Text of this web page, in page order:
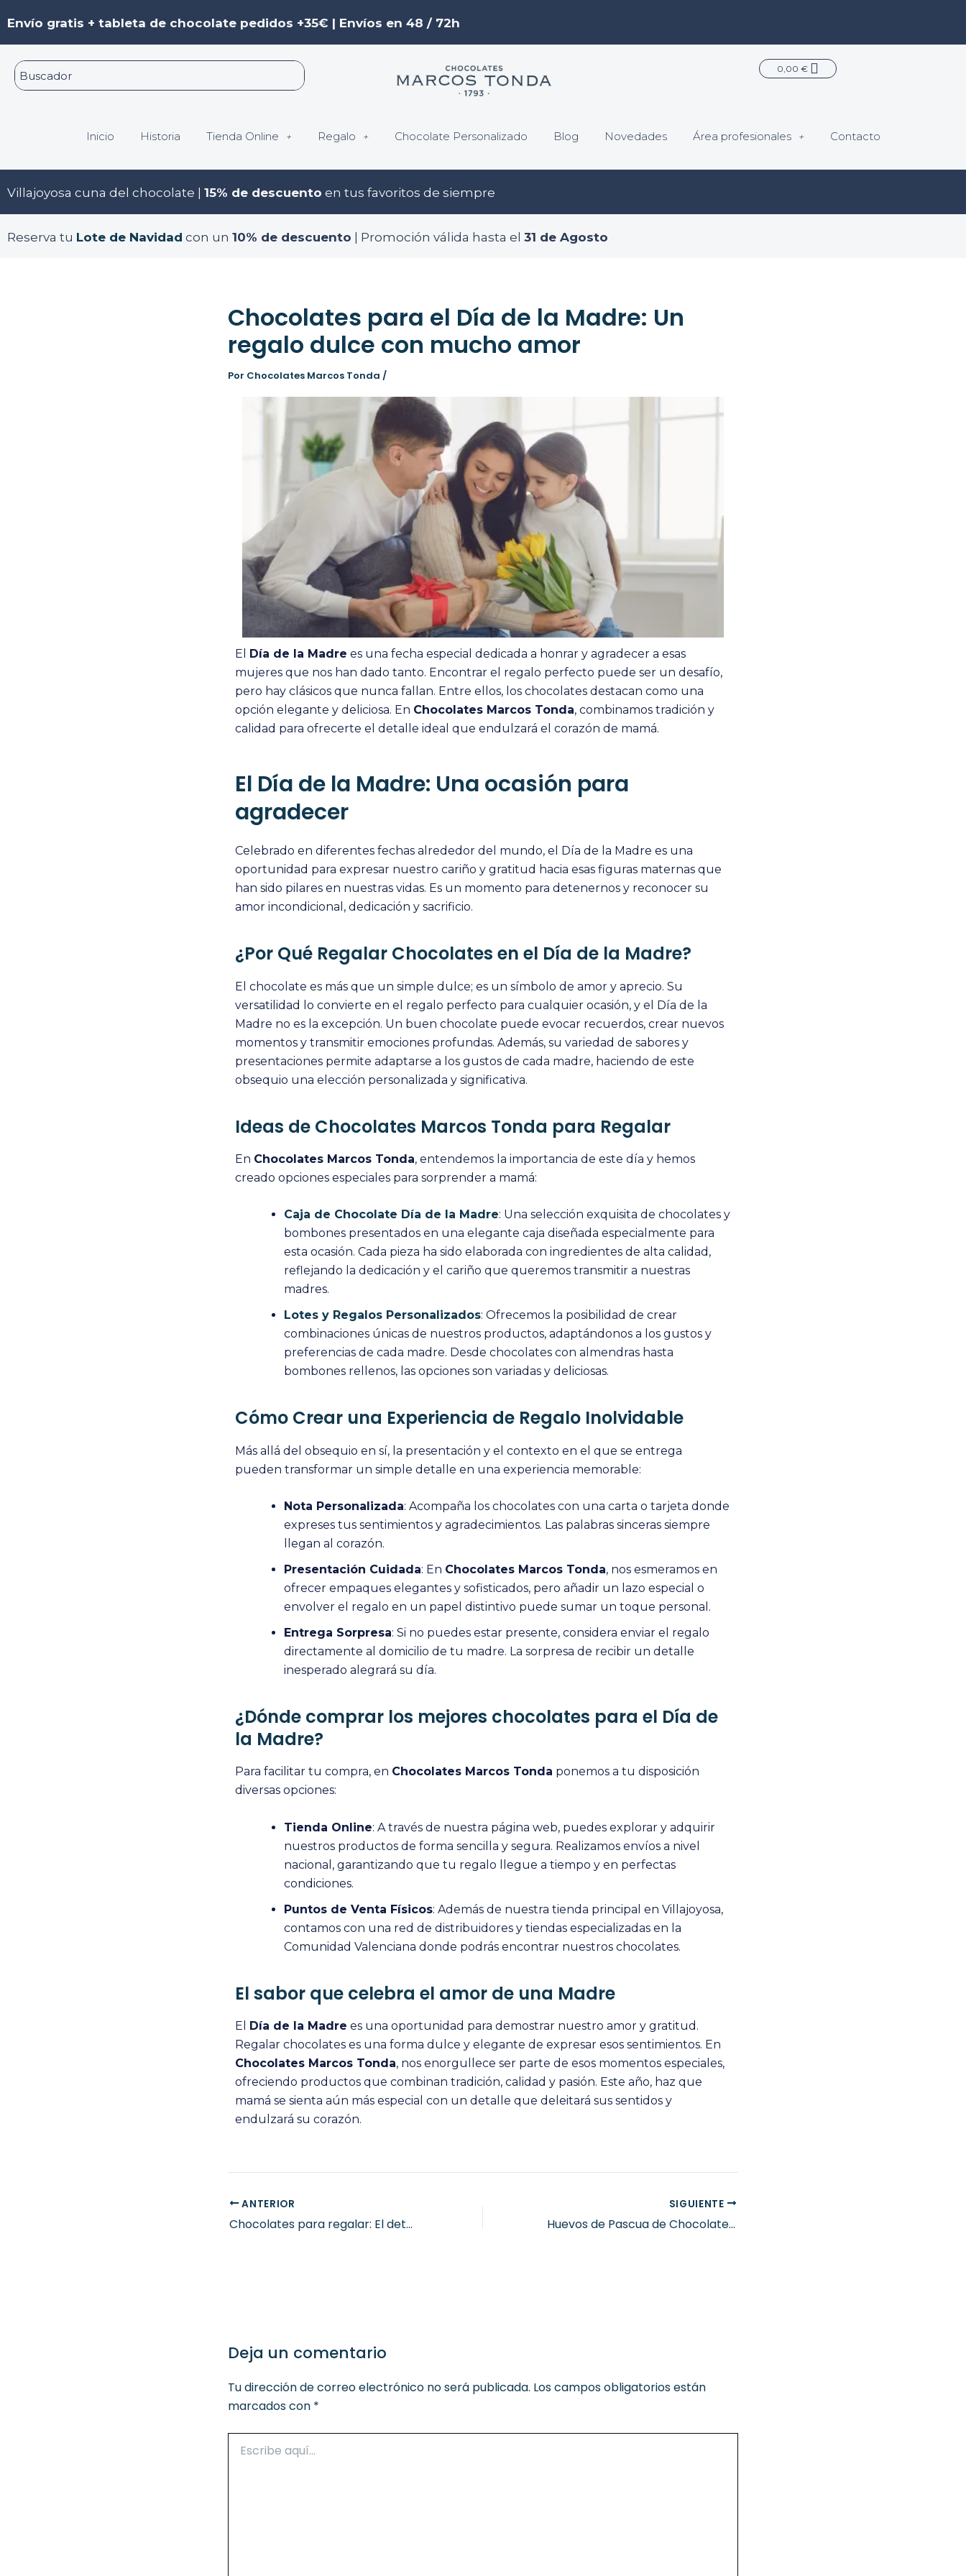
al
contenido
Envío gratis + tableta de chocolate pedidos +35€ | Envíos en 48 / 72h
0,00 € Carrito
Inicio Historia Tienda Online Regalo Chocolate Personalizado Blog Novedades Área profesionales Contacto
Villajoyosa cuna del chocolate | 15% de descuento en tus favoritos de siempre
Reserva tu Lote de Navidad con un 10% de descuento | Promoción válida hasta el 31 de Agosto
Chocolates para el Día de la Madre: Un
regalo dulce con mucho amor
Por Chocolates Marcos Tonda /
El Día de la Madre es una fecha especial dedicada a honrar y agradecer a esas
mujeres que nos han dado tanto. Encontrar el regalo perfecto puede ser un desafío,
pero hay clásicos que nunca fallan. Entre ellos, los chocolates destacan como una
opción elegante y deliciosa. En Chocolates Marcos Tonda, combinamos tradición y
calidad para ofrecerte el detalle ideal que endulzará el corazón de mamá.
El Día de la Madre: Una ocasión para
agradecer
Celebrado en diferentes fechas alrededor del mundo, el Día de la Madre es una
oportunidad para expresar nuestro cariño y gratitud hacia esas figuras maternas que
han sido pilares en nuestras vidas. Es un momento para detenernos y reconocer su
amor incondicional, dedicación y sacrificio.
¿Por Qué Regalar Chocolates en el Día de la Madre?
El chocolate es más que un simple dulce; es un símbolo de amor y aprecio. Su
versatilidad lo convierte en el regalo perfecto para cualquier ocasión, y el Día de la
Madre no es la excepción. Un buen chocolate puede evocar recuerdos, crear nuevos
momentos y transmitir emociones profundas. Además, su variedad de sabores y
presentaciones permite adaptarse a los gustos de cada madre, haciendo de este
obsequio una elección personalizada y significativa.
Ideas de Chocolates Marcos Tonda para Regalar
En Chocolates Marcos Tonda, entendemos la importancia de este día y hemos
creado opciones especiales para sorprender a mamá:
Caja de Chocolate Día de la Madre: Una selección exquisita de chocolates y
bombones presentados en una elegante caja diseñada especialmente para
esta ocasión. Cada pieza ha sido elaborada con ingredientes de alta calidad,
reflejando la dedicación y el cariño que queremos transmitir a nuestras
madres.​
Lotes y Regalos Personalizados: Ofrecemos la posibilidad de crear
combinaciones únicas de nuestros productos, adaptándonos a los gustos y
preferencias de cada madre. Desde chocolates con almendras hasta
bombones rellenos, las opciones son variadas y deliciosas.​
Cómo Crear una Experiencia de Regalo Inolvidable
Más allá del obsequio en sí, la presentación y el contexto en el que se entrega
pueden transformar un simple detalle en una experiencia memorable:
Nota Personalizada: Acompaña los chocolates con una carta o tarjeta donde
expreses tus sentimientos y agradecimientos. Las palabras sinceras siempre
llegan al corazón.​
Presentación Cuidada: En Chocolates Marcos Tonda, nos esmeramos en
ofrecer empaques elegantes y sofisticados, pero añadir un lazo especial o
envolver el regalo en un papel distintivo puede sumar un toque personal.​
Entrega Sorpresa: Si no puedes estar presente, considera enviar el regalo
directamente al domicilio de tu madre. La sorpresa de recibir un detalle
inesperado alegrará su día.​
¿Dónde comprar los mejores chocolates para el Día de
la Madre?
Para facilitar tu compra, en Chocolates Marcos Tonda ponemos a tu disposición
diversas opciones:
Tienda Online: A través de nuestra página web, puedes explorar y adquirir
nuestros productos de forma sencilla y segura. Realizamos envíos a nivel
nacional, garantizando que tu regalo llegue a tiempo y en perfectas
condiciones.​
Puntos de Venta Físicos: Además de nuestra tienda principal en Villajoyosa,
contamos con una red de distribuidores y tiendas especializadas en la
Comunidad Valenciana donde podrás encontrar nuestros chocolates.
El sabor que celebra el amor de una Madre
El Día de la Madre es una oportunidad para demostrar nuestro amor y gratitud.
Regalar chocolates es una forma dulce y elegante de expresar esos sentimientos. En
Chocolates Marcos Tonda, nos enorgullece ser parte de esos momentos especiales,
ofreciendo productos que combinan tradición, calidad y pasión. Este año, haz que
mamá se sienta aún más especial con un detalle que deleitará sus sentidos y
endulzará su corazón.
de
entradas
ANTERIOR
Chocolates para regalar: El detalle perfecto en cada ocasión
SIGUIENTE
Huevos de Pascua de Chocolate: Receta Tradicional con Chocolates Marcos Tonda
Deja un comentario
Tu dirección de correo electrónico no será publicada. Los campos obligatorios están
marcados con *
aquí...